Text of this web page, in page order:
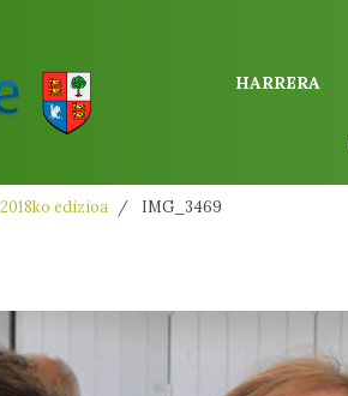
HARRERA
2018ko edizioa IMG_3469